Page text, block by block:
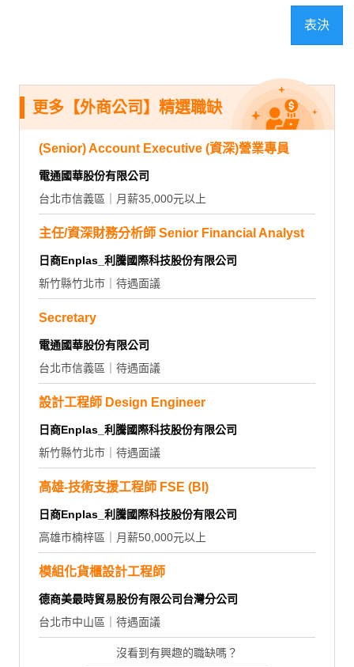
表決
更多【外商公司】精選職缺
(Senior) Account Executive (資深)營業專員
電通國華股份有限公司
台北市信義區｜月薪35,000元以上
主任/資深財務分析師 Senior Financial Analyst
日商Enplas_利騰國際科技股份有限公司
新竹縣竹北市｜待遇面議
Secretary
電通國華股份有限公司
台北市信義區｜待遇面議
設計工程師 Design Engineer
日商Enplas_利騰國際科技股份有限公司
新竹縣竹北市｜待遇面議
高雄-技術支援工程師 FSE (BI)
日商Enplas_利騰國際科技股份有限公司
高雄市楠梓區｜月薪50,000元以上
模組化貨櫃設計工程師
德商美最時貿易股份有限公司台灣分公司
台北市中山區｜待遇面議
沒看到有興趣的職缺嗎？